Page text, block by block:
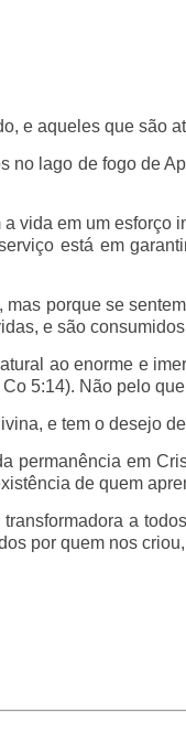
e aqueles que são
lago de fogo de
em um
está em
porque se
e são
ao enorme e
5:14). Não pelo
e tem o desejo
permanência em
de quem
a
por quem nos